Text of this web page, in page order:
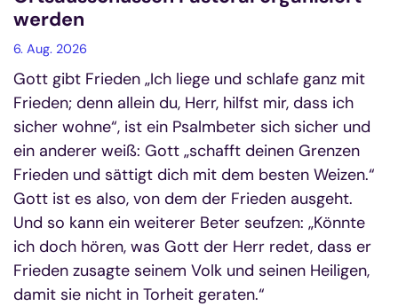
werden
6. Aug. 2026
Gott gibt Frieden „Ich liege und schlafe ganz mit
Frieden; denn allein du, Herr, hilfst mir, dass ich
sicher wohne“, ist ein Psalmbeter sich sicher und
ein anderer weiß: Gott „schafft deinen Grenzen
Frieden und sättigt dich mit dem besten Weizen.“
Gott ist es also, von dem der Frieden ausgeht.
Und so kann ein weiterer Beter seufzen: „Könnte
ich doch hören, was Gott der Herr redet, dass er
Frieden zusagte seinem Volk und seinen Heiligen,
damit sie nicht in Torheit geraten.“